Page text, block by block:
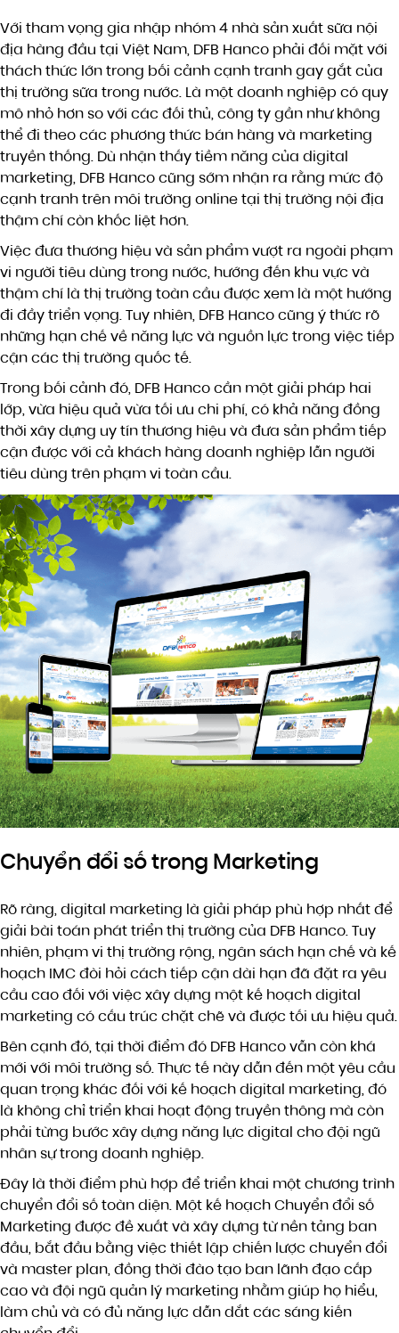
Với tham vọng gia nhập nhóm 4 nhà sản xuất sữa nội
địa hàng đầu tại Việt Nam, DFB Hanco phải đối mặt với
thách thức lớn trong bối cảnh cạnh tranh gay gắt của
thị trường sữa trong nước. Là một doanh nghiệp có quy
mô nhỏ hơn so với các đối thủ, công ty gần như không
thể đi theo các phương thức bán hàng và marketing
truyền thống. Dù nhận thấy tiềm năng của digital
marketing, DFB Hanco cũng sớm nhận ra rằng mức độ
cạnh tranh trên môi trường online tại thị trường nội địa
thậm chí còn khốc liệt hơn.
Việc đưa thương hiệu và sản phẩm vượt ra ngoài phạm
vi người tiêu dùng trong nước, hướng đến khu vực và
thậm chí là thị trường toàn cầu được xem là một hướng
đi đầy triển vọng. Tuy nhiên, DFB Hanco cũng ý thức rõ
những hạn chế về năng lực và nguồn lực trong việc tiếp
cận các thị trường quốc tế.
Trong bối cảnh đó, DFB Hanco cần một giải pháp hai
lớp, vừa hiệu quả vừa tối ưu chi phí, có khả năng đồng
thời xây dựng uy tín thương hiệu và đưa sản phẩm tiếp
cận được với cả khách hàng doanh nghiệp lẫn người
tiêu dùng trên phạm vi toàn cầu.
Chuyển đổi số trong Marketing
Rõ ràng, digital marketing là giải pháp phù hợp nhất để
giải bài toán phát triển thị trường của DFB Hanco. Tuy
nhiên, phạm vi thị trường rộng, ngân sách hạn chế và kế
hoạch IMC đòi hỏi cách tiếp cận dài hạn đã đặt ra yêu
cầu cao đối với việc xây dựng một kế hoạch digital
marketing có cấu trúc chặt chẽ và được tối ưu hiệu quả.
Bên cạnh đó, tại thời điểm đó DFB Hanco vẫn còn khá
mới với môi trường số. Thực tế này dẫn đến một yêu cầu
quan trọng khác đối với kế hoạch digital marketing, đó
là không chỉ triển khai hoạt động truyền thông mà còn
phải từng bước xây dựng năng lực digital cho đội ngũ
nhân sự trong doanh nghiệp.
Đây là thời điểm phù hợp để triển khai một chương trình
chuyển đổi số toàn diện. Một kế hoạch Chuyển đổi số
Marketing được đề xuất và xây dựng từ nền tảng ban
đầu, bắt đầu bằng việc thiết lập chiến lược chuyển đổi
và master plan, đồng thời đào tạo ban lãnh đạo cấp
cao và đội ngũ quản lý marketing nhằm giúp họ hiểu,
làm chủ và có đủ năng lực dẫn dắt các sáng kiến